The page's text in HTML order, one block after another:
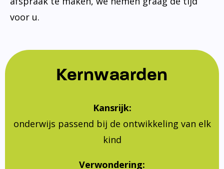
voor u.
Kernwaarden
Kansrijk:
onderwijs passend bij de ontwikkeling van elk
kind
Verwondering: